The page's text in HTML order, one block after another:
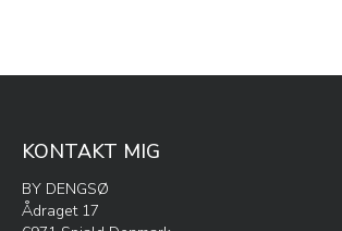
KONTAKT MIG
BY DENGSØ
Ådraget 17